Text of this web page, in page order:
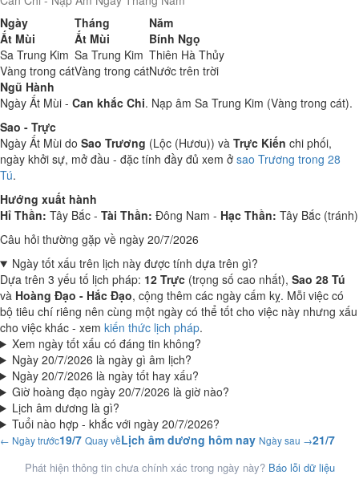
Ngày
Tháng
Năm
Ất Mùi
Ất Mùi
Bính Ngọ
Sa Trung Kim Sa Trung Kim Thiên Hà Thủy
Vàng trong cátVàng trong cátNước trên trời
Ngũ Hành
Ngày Ất Mùi - Can khắc Chi. Nạp âm Sa Trung Kim (Vàng trong cát).
Sao - Trực
Ngày Ất Mùi do Sao Trương (Lộc (Hươu)) và Trực Kiến chi phối,
ngày khởi sự, mở đầu - đặc tính đầy đủ xem ở sao Trương trong 28
Tú.
Hướng xuất hành
Hỉ Thần: Tây Bắc - Tài Thần: Đông Nam - Hạc Thần: Tây Bắc (tránh)
Câu hỏi thường gặp về ngày 20/7/2026
Ngày tốt xấu trên lịch này được tính dựa trên gì?
Dựa trên 3 yếu tố lịch pháp: 12 Trực (trọng số cao nhất), Sao 28 Tú
và Hoàng Đạo - Hắc Đạo, cộng thêm các ngày cấm kỵ. Mỗi việc có
bộ tiêu chí riêng nên cùng một ngày có thể tốt cho việc này nhưng xấu
cho việc khác - xem kiến thức lịch pháp.
Xem ngày tốt xấu có đáng tin không?
Ngày 20/7/2026 là ngày gì âm lịch?
Ngày 20/7/2026 là ngày tốt hay xấu?
Giờ hoàng đạo ngày 20/7/2026 là giờ nào?
Lịch âm dương là gì?
Tuổi nào hợp - khắc với ngày 20/7/2026?
← Ngày trước19/7 Quay vềLịch âm dương hôm nay Ngày sau →21/7
Phát hiện thông tin chưa chính xác trong ngày này? Báo lỗi dữ liệu